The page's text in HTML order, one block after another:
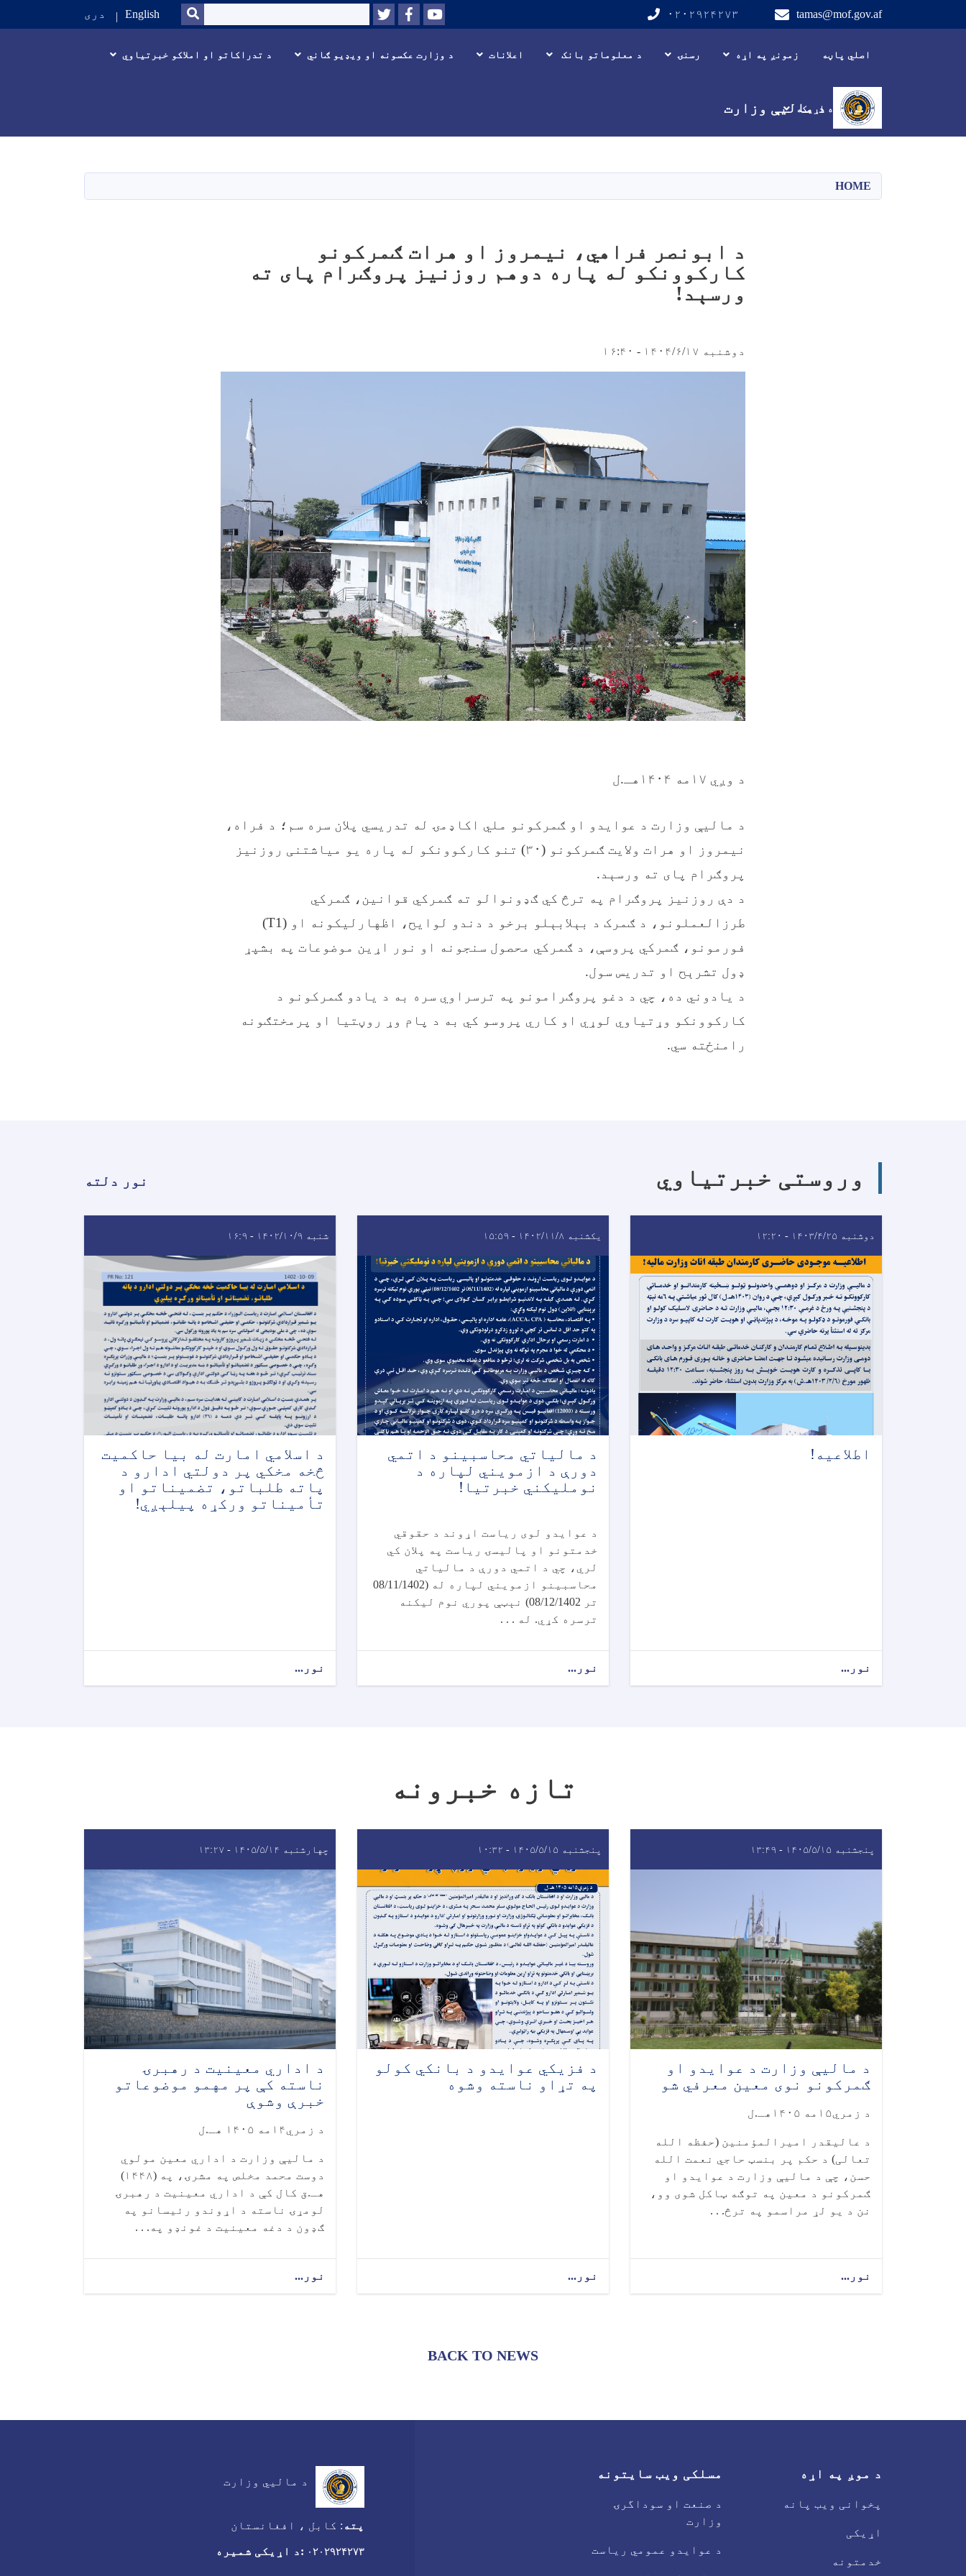
د مالیې وزارت
tamas@mof.gov.af ۰۲۰۲۹۲۴۲۷۳ Youtube
Facebook
Twitter
Search
SEARCH
English دری
اصلي پاڼه زمونږ په اړه رسنۍ د معلوماتو بانک اعلانات د وزارت عکسونه او ويډیو ګاني د تدراکاتو او املاکو خبرتیاوي
زموږ سره اړیکه
HOME
د ابونصر فراهي، نیمروز او هرات ګمرکونو
کارکوونکو له پاره دوهم روزنیز پروګرام پای ته
ورسېد!
دوشنبه ۱۴۰۴/۶/۱۷ - ۱۶:۴۰
د وږي ۱۷مه ۱۴۰۴هـ.ل
د مالیې وزارت د عوایدو او ګمرکونو ملي اکاډمۍ له تدریسي پلان سره سم؛ د فراه،
نیمروز او هرات ولایت ګمرکونو (۳۰) تنو کارکوونکو له پاره یو میاشتنی روزنیز
پروګرام پای ته ورسېد.
د دې روزنیز پروګرام په ترڅ کي ګډونوالو ته ګمرکي قوانین، ګمرکي
طرزالعملونو، د ګمرک د بېلابېلو برخو د دندو لوایح، اظهارلیکونه او (T1)
فورمونو، ګمرکي پروسې، د ګمرکي محصول سنجونه او نور اړین موضوعات په بشپړ
ډول تشرېح او تدریس سول.
د یادوني ده، چي د دغو پروګرامونو په ترسراوي سره به د یادو ګمرکونو د
کارکوونکو وړتیاوي لوړي او کاري پروسو کي به د پام وړ روڼتيا او پرمختګونه
رامنځته سي.
وروستی خبرتیاوي نور دلته
دوشنبه ۱۴۰۳/۴/۲۵ - ۱۲:۲۰
اطلاعیه!
نور...
یکشنبه ۱۴۰۲/۱۱/۸ - ۱۵:۵۹
د مالياتي محاسبينو د اتمي
دورې د ازمويني لپاره د
نومليکني خبرتیا!
د عوایدو لوی ریاست اړوند د حقوقي
خدمتونو او پالیسۍ ریاست په پلان کي
لري، چي د اتمي دورې د مالیاتي
محاسبینو ازمویني لپاره له (08/11/1402
تر 08/12/1402) نېټې پوري نوم لیکنه
ترسره کړي. له . . .
نور...
شنبه ۱۴۰۲/۱۰/۹ - ۱۶:۹
د اسلامي امارت له بیا حاکمیت
څخه مخکي پر دولتي ادارو د
پاته طلباتو، تضمیناتو او
تأمیناتو ورکړه پیلېږي!
نور...
تازه خبرونه
پنجشنبه ۱۴۰۵/۵/۱۵ - ۱۳:۴۹
د مالیې وزارت د عوایدو او
ګمرکونو نوی معین معرفي شو
د زمري۱۵مه ۱۴۰۵هـ.ل
د عالیقدر امیرالمؤمنین (حفظه الله
تعالی) د حکم پر بنسټ حاجي نعمت الله
حسن، چې د مالیې وزارت د عوایدو او
ګمرکونو د معین په توګه ټاکل شوی وو،
نن د یو لړ مراسمو په ترڅ. . .
نور...
پنجشنبه ۱۴۰۵/۵/۱۵ - ۱۰:۳۲
د فزیکي عوایدو د بانکي کولو
په تړاو ناسته وشوه
نور...
چهارشنبه ۱۴۰۵/۵/۱۴ - ۱۳:۲۷
د اداري معینیت د رهبرۍ
ناسته کې پر مهمو موضوعاتو
خبرې وشوې
د زمري۱۴مه ۱۴۰۵ هـ.ل
د مالیې وزارت د اداري معین مولوي
دوست محمد مخلص په مشرۍ، په (۱۴۴۸)
هـ.ق کال کې د اداري معینیت د رهبرۍ
لومړۍ ناسته د اړوندو رئیسانو په
ګډون د دغه معینیت د غونډو په. . .
نور...
BACK TO NEWS
د موږ په اړه
پخوانی ویب پانه
اړیکی
خدمتونه
مسلکی ویب سایتونه
د صنعت او سوداگرۍ
وزارت
د عوایدو عمومي ریاست
د مالیي وزارت
پته : کابل ، افغانستان
۰۲۰۲۹۲۴۲۷۳ :د اړیکی شمیره